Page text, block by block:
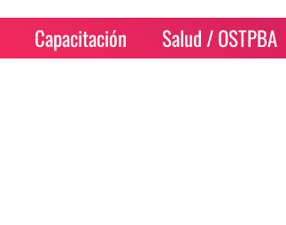
Capacitación Salud / OSTPBA